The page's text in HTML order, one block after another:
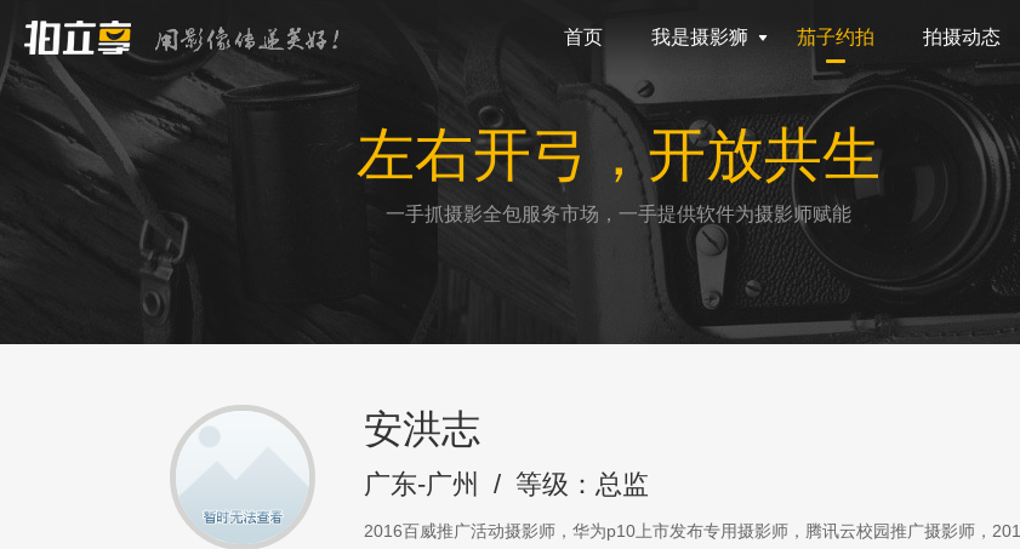
首页 我是摄影狮 茄子约拍 拍摄动态
左右开弓，开放共生
一手抓摄影全包服务市场，一手提供软件为摄影师赋能
安洪志
广东-广州 / 等级：总监
2016百威推广活动摄影师，华为p10上市发布专用摄影师，腾讯云校园推广摄影师，